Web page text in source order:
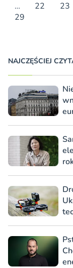
… 22 23
29
NAJCZĘŚCIEJ